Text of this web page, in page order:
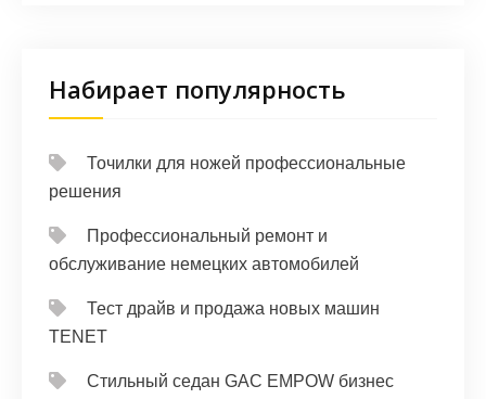
Набирает популярность
Точилки для ножей профессиональные
решения
Профессиональный ремонт и
обслуживание немецких автомобилей
Тест драйв и продажа новых машин
TENET
Стильный седан GAC EMPOW бизнес